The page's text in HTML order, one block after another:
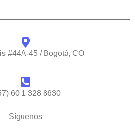
#44A-45 / Bogotá, CO
60 1 328 8630
Síguenos